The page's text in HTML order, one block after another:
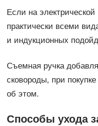
Если на
практически всеми
и индукционных
Съемная ручка
сковороды, при
об этом.
Способы ухода